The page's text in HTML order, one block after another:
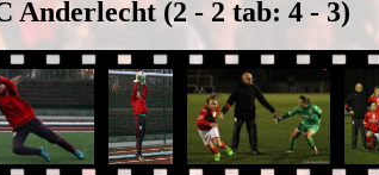
Anderlecht (2 - 2 tab: 4 - 3)